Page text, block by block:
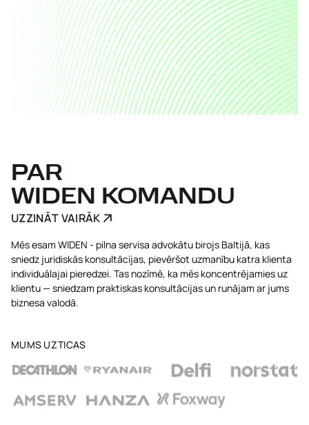
PAR
WIDEN KOMANDU
UZZINĀT VAIRĀK
Mēs esam WIDEN - pilna servisa advokātu birojs Baltijā, kas
sniedz juridiskās konsultācijas, pievēršot uzmanību katra klienta
individuālajai pieredzei. Tas nozīmē, ka mēs koncentrējamies uz
klientu — sniedzam praktiskas konsultācijas un runājam ar jums
biznesa valodā.
MUMS UZTICAS